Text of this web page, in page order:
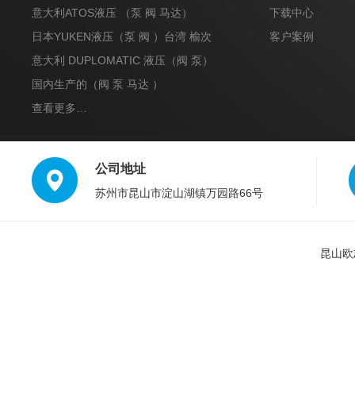
达）
意大利ATOS液压 （泵 阀 马达）
日本YUKEN液压（泵 阀 ）台湾 榆次
意大利 DUPLOMATIC 液压（阀 泵）
国内生产的（阀 泵 马达 ）
查看更多…
下载中心
客户案例
公司地址
苏州市昆山市淀山湖镇万园路66号
昆山